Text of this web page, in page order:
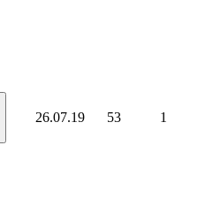
26.07.19 53 1